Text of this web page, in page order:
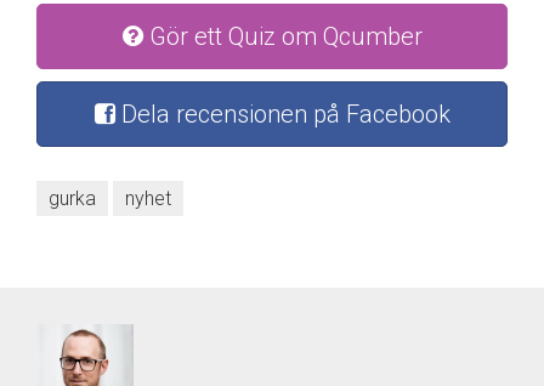
Gör ett Quiz om Qcumber
Dela recensionen på Facebook
gurka nyhet